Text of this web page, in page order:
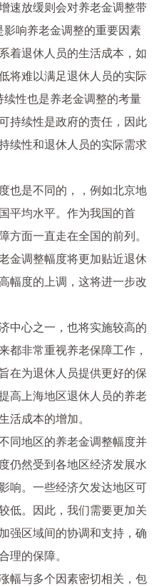
速放缓则会对养老金调整带
响养老金调整的重要因素
着退休人员的生活成本，如
将难以满足退休人员的实际
性也是养老金调整的考量
持续性是政府的责任，因此
续性和退休人员的实际需求
也是不同的，，例如北京地
平均水平。作为我国的首
方面一直走在全国的前列。
金调整幅度将更加贴近退休
幅度的上调，这将进一步改
中心之一，也将实施较高的
都非常重视养老保障工作，
在为退休人员提供更好的保
高上海地区退休人员的养老
活成本的增加。
同地区的养老金调整幅度并
仍然受到各地区经济发展水
响。一些经济欠发达地区可
低。因此，我们需要更加关
强区域间的协调和支持，确
理的保障。
幅与多个因素密切相关，包